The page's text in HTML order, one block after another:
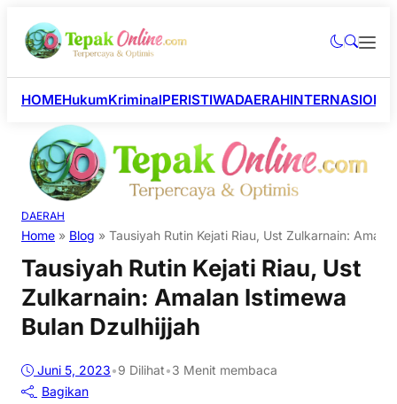
HOMEHukumKriminalPERISTIWADAERAH
DAERAH
Home » Blog » Tausiyah Rutin Kejati Riau, Ust Zulkarnain:
Tausiyah Rutin Kejati Riau, Ust
Zulkarnain: Amalan Istimewa
Bulan Dzulhijjah
Juni 5, 2023•9 Dilihat•3 Menit membaca
Bagikan